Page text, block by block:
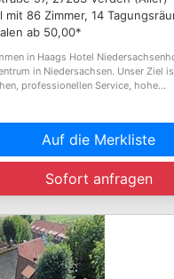
mit 86 Zimmer, 14
ab 50,00*
in Haags Hotel
in Niedersachsen. Unser Ziel
professionellen Service, hohe...
Auf die Merkliste
Sofort anfragen